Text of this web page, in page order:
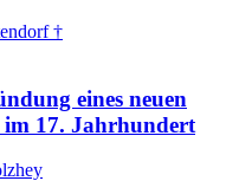
†
eines neuen
im 17. Jahrhundert